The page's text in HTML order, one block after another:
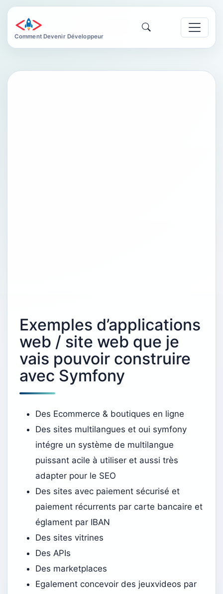
Comment Devenir Développeur
Exemples d’applications
web / site web que je
vais pouvoir construire
avec Symfony
Des Ecommerce & boutiques en ligne
Des sites multilangues et oui symfony
intégre un système de multilangue
puissant acile à utiliser et aussi très
adapter pour le SEO
Des sites avec paiement sécurisé et
paiement récurrents par carte bancaire et
églament par IBAN
Des sites vitrines
Des APIs
Des marketplaces
Egalement concevoir des jeuxvideos par